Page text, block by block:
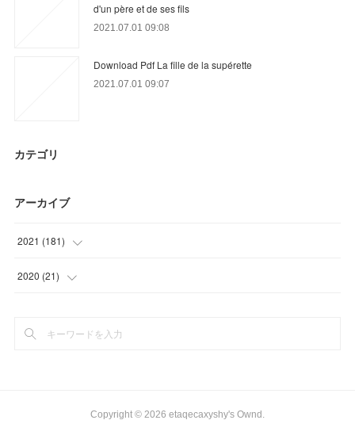
d'un père et de ses fils
2021.07.01 09:08
Download Pdf La fille de la supérette
2021.07.01 09:07
カテゴリ
アーカイブ
2021 (181)
(6
(
2020 (21)
(
Copyright © 2026 etaqecaxyshy's Ownd .